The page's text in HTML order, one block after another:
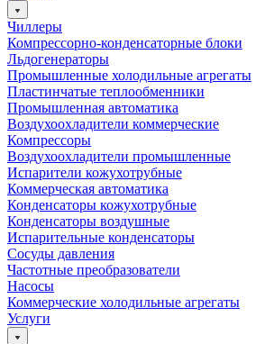
Чиллеры
Компрессорно-конденсаторные блоки
Льдогенераторы
Промышленные холодильные агрегаты
Пластинчатые теплообменники
Промышленная автоматика
Воздухоохладители коммерческие
Компрессоры
Воздухоохладители промышленные
Испарители кожухотрубные
Коммерческая автоматика
Конденсаторы кожухотрубные
Конденсаторы воздушные
Испарительные конденсаторы
Сосуды давления
Частотные преобразователи
Насосы
Коммерческие холодильные агрегаты
Услуги